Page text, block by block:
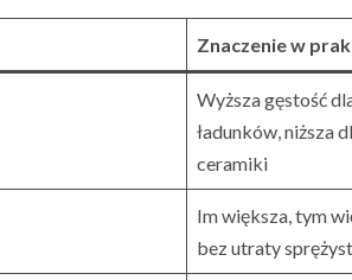
Znaczenie w
Wyższa gęstość
ładunków, niższa
ceramiki
Im większa, tym
bez utraty